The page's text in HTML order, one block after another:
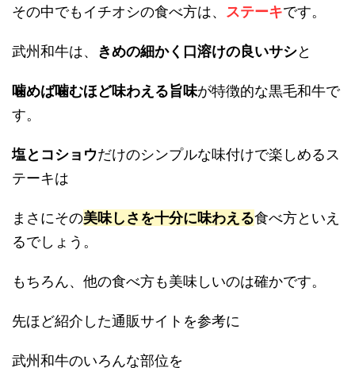
その中でもイチオシの食べ方は、 ステーキです。
武州和牛は、 きめの細かく口溶けの良いサシと
噛めば噛むほど味わえる旨味が特徴的な黒毛和牛で
す。
塩とコショウだけのシンプルな味付けで楽しめるス
テーキは
まさにその美味しさを十分に味わえる食べ方といえ
るでしょう。
もちろん、他の食べ方も美味しいのは確かです。
先ほど紹介した通販サイトを参考に
武州和牛のいろんな部位を